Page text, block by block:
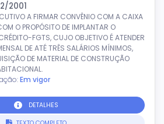
2001
A FIRMAR CONVÊNIO COM A CAIXA
O PROPÓSITO DE IMPLANTAR O
FGTS, CUJO OBJETIVO É ATENDER
DE ATÉ TRÊS SALÁRIOS MÍNIMOS,
DE MATERIAL DE CONSTRUÇÃO
Em vigor
DETALHES